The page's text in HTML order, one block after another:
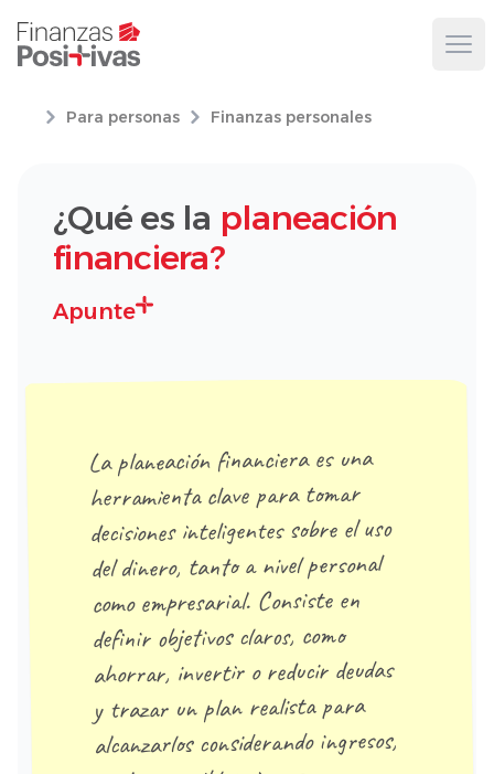
Para personas Finanzas personales
¿Qué es la planeación
financiera?
Apunte
La planeación financiera es una
herramienta clave para tomar
decisiones inteligentes sobre el uso
del dinero, tanto a nivel personal
como empresarial. Consiste en
definir objetivos claros, como
ahorrar, invertir o reducir deudas
y trazar un plan realista para
alcanzarlos considerando ingresos,